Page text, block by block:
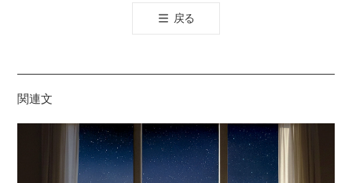
공
기
戻る
関連文